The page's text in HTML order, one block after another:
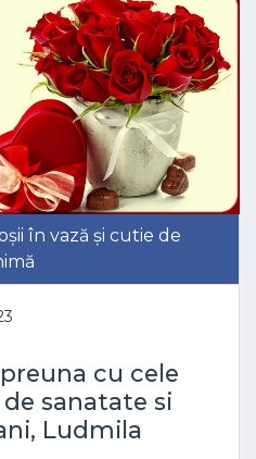
în vază și cutie de
cu cele
sanatate si
Ludmila